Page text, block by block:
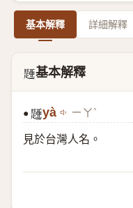
基本解釋 詳細解釋
𣊰基本解釋
● 𣊰 yà ㄧㄚˋ
見於台灣人名。